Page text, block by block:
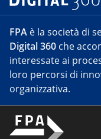
FPA è la società di
Digital 360 che
interessate ai
loro percorsi di
organizzativa.